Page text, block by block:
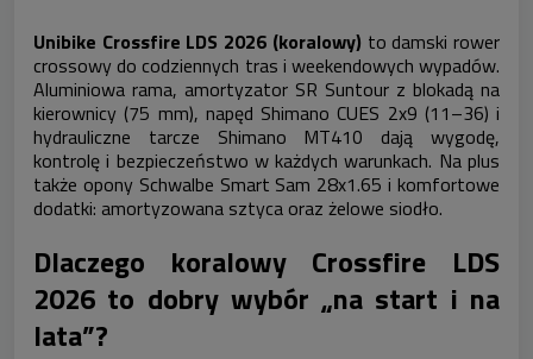
Unibike Crossfire LDS 2026 (koralowy) to damski rower
crossowy do codziennych tras i weekendowych wypadów.
Aluminiowa rama, amortyzator SR Suntour z blokadą na
kierownicy (75 mm), napęd Shimano CUES 2x9 (11–36) i
hydrauliczne tarcze Shimano MT410 dają wygodę,
kontrolę i bezpieczeństwo w każdych warunkach. Na plus
także opony Schwalbe Smart Sam 28x1.65 i komfortowe
dodatki: amortyzowana sztyca oraz żelowe siodło.
Dlaczego koralowy Crossfire LDS
2026 to dobry wybór „na start i na
lata”?